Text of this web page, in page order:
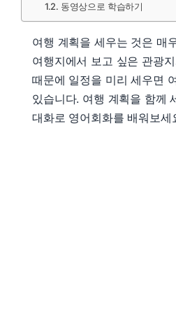
동영상으로 학습하기
여행 계획을 세우는 것은 매
여행지에서 보고 싶은 관광
때문에 일정을 미리 세우면
있습니다. 여행 계획을 함께
대화로 영어회화를 배워보세